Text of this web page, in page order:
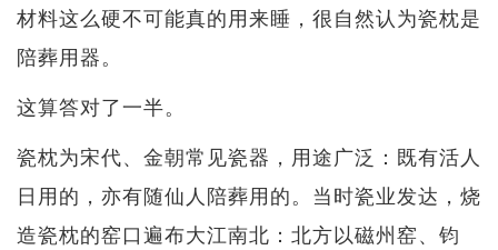
材料这么硬不可能真的用来睡，很自然认为瓷枕是
陪葬用器。
这算答对了一半。
瓷枕为宋代、金朝常见瓷器，用途广泛：既有活人
日用的，亦有随仙人陪葬用的。当时瓷业发达，烧
造瓷枕的窑口遍布大江南北：北方以磁州窑、钧